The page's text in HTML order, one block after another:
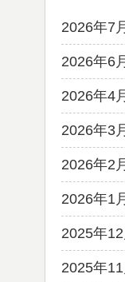
2026年7月
2026年6月
2026年4月
2026年3月
2026年2月
2026年1月
2025年12
2025年11